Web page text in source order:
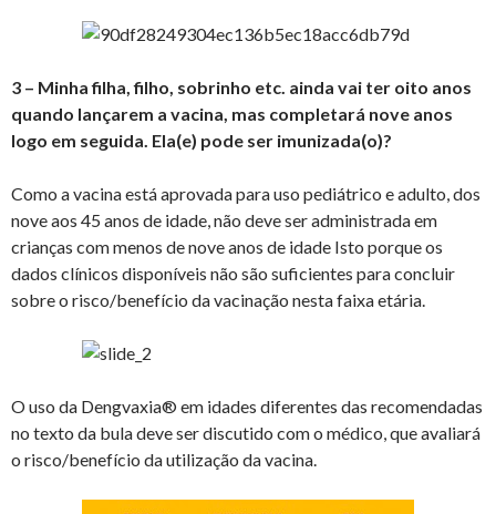
3 – Minha filha, filho, sobrinho etc. ainda vai ter oito anos
quando lançarem a vacina, mas completará nove anos
logo em seguida. Ela(e) pode ser imunizada(o)?
Como a vacina está aprovada para uso pediátrico e adulto, dos
nove aos 45 anos de idade, não deve ser administrada em
crianças com menos de nove anos de idade Isto porque os
dados clínicos disponíveis não são suficientes para concluir
sobre o risco/benefício da vacinação nesta faixa etária.
O uso da Dengvaxia® em idades diferentes das recomendadas
no texto da bula deve ser discutido com o médico, que avaliará
o risco/benefício da utilização da vacina.